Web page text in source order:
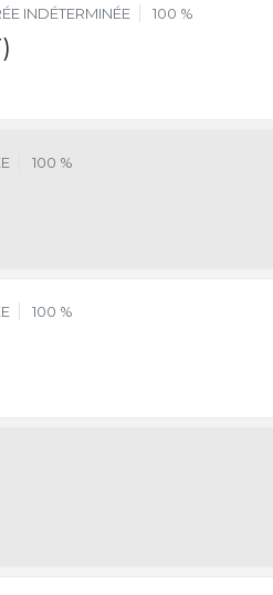
INDÉTERMINÉE 100 %
100 %
100 %